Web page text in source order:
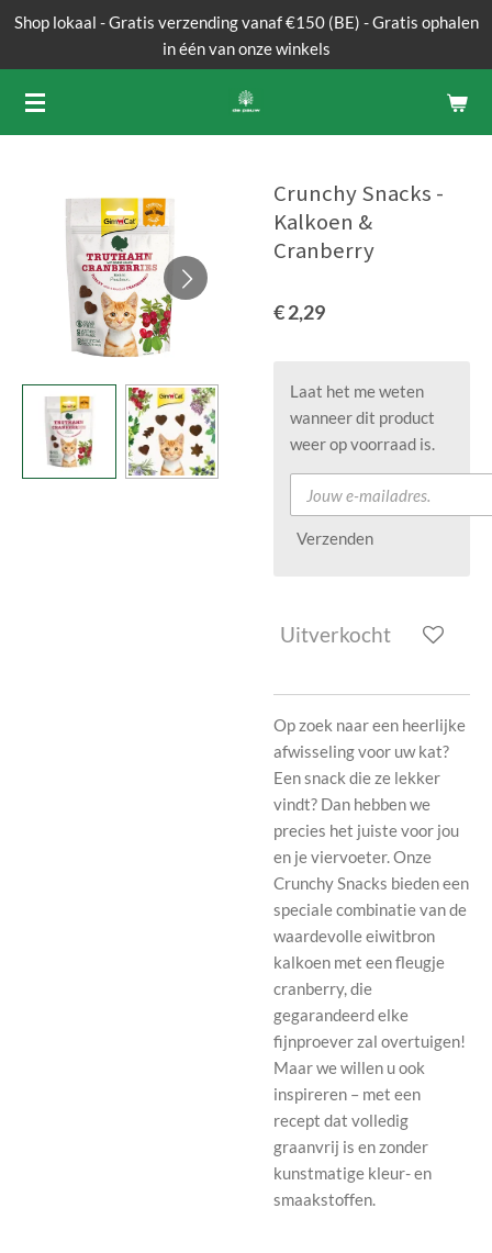
Ga
naar
de
Shop lokaal - Gratis verzending vanaf €150 (BE) - Gratis ophalen
in één van onze winkels
Crunchy Snacks -
Kalkoen &
Cranberry
€ 2,29
Laat het me weten
wanneer dit product
weer op voorraad is.
Verzenden
Uitverkocht
Op zoek naar een heerlijke
afwisseling voor uw kat?
Een snack die ze lekker
vindt? Dan hebben we
precies het juiste voor jou
en je viervoeter. Onze
Crunchy Snacks bieden een
speciale combinatie van de
waardevolle eiwitbron
kalkoen met een fleugje
cranberry, die
gegarandeerd elke
fijnproever zal overtuigen!
Maar we willen u ook
inspireren – met een
recept dat volledig
graanvrij is en zonder
kunstmatige kleur- en
smaakstoffen.